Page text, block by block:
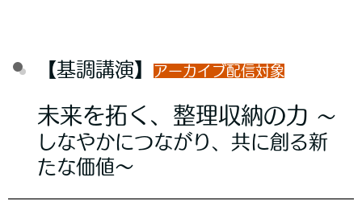
【基調講演】 アーカイブ配信対象
未来を拓く、整理収納の⼒ 〜
しなやかにつながり、共に創る新
たな価値〜